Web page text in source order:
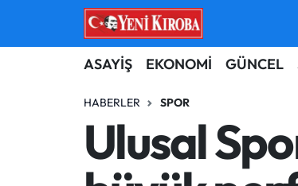
ASAYİŞ EKONOMİ GÜNCEL
HABERLER SPOR
Ulusal
ASAYİŞ
BİLİM-TEKNOLOJİ
Aydın Nöbetçi Eczaneler
Aydın Hava Durumu
Aydin Namaz Vakitleri
Aydın Trafik Yoğunluk Haritası